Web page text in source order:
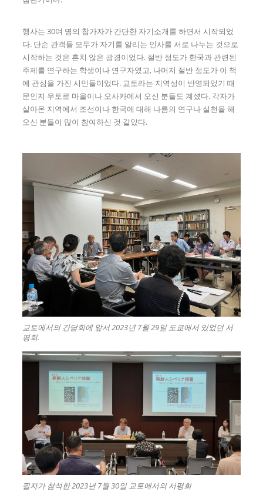
행사는 30여 명의 참가자가 간단한 자기소개를 하면서 시작되었
다. 단순 관객들 모두가 자기를 알리는 인사를 서로 나누는 것으로
시작하는 것은 흔치 않은 광경이었다. 절반 정도가 한국과 관련된
주제를 연구하는 학생이나 연구자였고, 나머지 절반 정도가 이 책
에 관심을 가진 시민들이었다. 교토라는 지역성이 반영되었기 때
문인지 우토로 마을이나 오사카에서 오신 분들도 계셨다. 각자가
살아온 지역에서 조선이나 한국에 대해 나름의 연구나 실천을 해
오신 분들이 많이 참여하신 것 같았다.
교토에서의 간담회에 앞서 2023년 7월 29일 도쿄에서 있었던 서
평회.
필자가 참석한 2023년 7월 30일 교토에서의 서평회